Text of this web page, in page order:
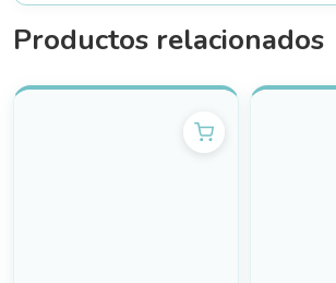
Productos relacionados